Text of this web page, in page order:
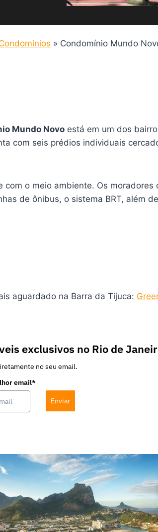
» Condomínio Mundo
Mundo Novo está em um dos
com seis prédios individuais
o meio ambiente. Os
de ônibus, o sistema BRT, além
aguardado na Barra da Tijuca:
exclusivos no Rio de
no seu email.
email*
Enviar